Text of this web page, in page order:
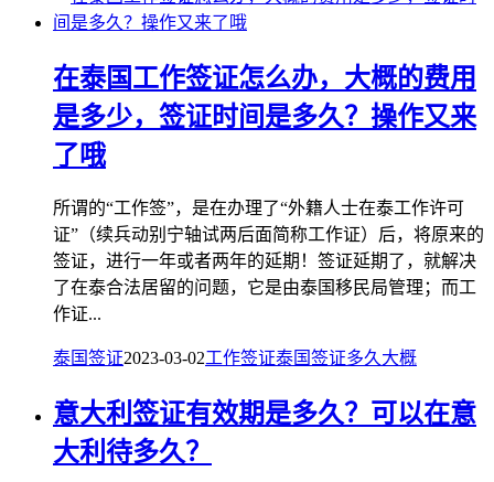
在泰国工作签证怎么办，大概的费用
是多少，签证时间是多久？操作又来
了哦
所谓的“工作签”，是在办理了“外籍人士在泰工作许可
证”（续兵动别宁轴试两后面简称工作证）后，将原来的
签证，进行一年或者两年的延期！签证延期了，就解决
了在泰合法居留的问题，它是由泰国移民局管理；而工
作证...
泰国签证2023-03-02工作签证泰国签证多久大概
意大利签证有效期是多久？可以在意
大利待多久？